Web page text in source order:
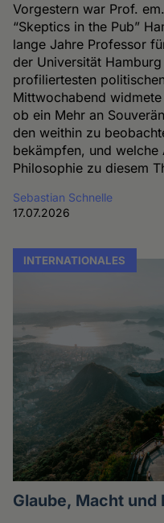
Vorgestern war Prof.
“Skeptics in the Pub”
lange Jahre Professor
der Universität
profiliertesten
Mittwochabend
ob ein Mehr an
den weithin zu
bekämpfen, und
Philosophie zu diesem
Sebastian Schnelle
17.07.2026
INTERNATIONALES
Glaube, Macht und